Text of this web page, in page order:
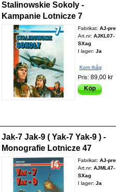
Stalinowskie Sokoly -
Kampanie Lotnicze 7
Fabrikat: AJ-
Art.nr: AJKL07-
SXag
I lager: Ja
Kom ihåg
Pris: 89,00 kr
Köp
Jak-7 Jak-9 ( Yak-7 Yak-9 ) -
Monografie Lotnicze 47
Fabrikat: AJ-
Art.nr: AJML47-
SXag
I lager: Ja